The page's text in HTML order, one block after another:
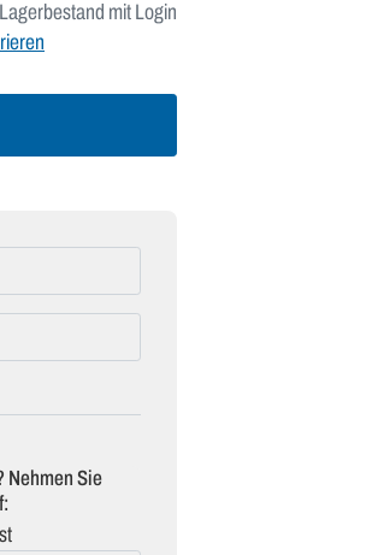
mit Login
Nehmen Sie